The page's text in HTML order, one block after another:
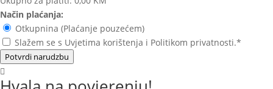
Način plaćanja:
Otkupnina (Plaćanje pouzećem)
Slažem se s Uvjetima korištenja i Politikom privatnosti.*
Potvrdi narudzbu